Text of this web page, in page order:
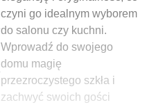
czyni go idealnym wyborem
do salonu czy kuchni.
Wprowadź do swojego
domu magię
przezroczystego szkła i
zachwyć swoich gości